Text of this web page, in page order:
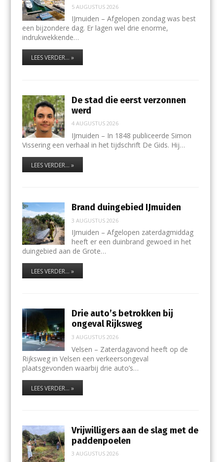
5 AUGUSTUS 2026
IJmuiden – Afgelopen zondag was best
een bijzondere dag. Er lagen wel drie enorme,
indrukwekkende…
LEES VERDER... »
De stad die eerst verzonnen
werd
4 AUGUSTUS 2026
IJmuiden – In 1848 publiceerde Simon
Vissering een verhaal in het tijdschrift De Gids. Hij…
LEES VERDER... »
Brand duingebied IJmuiden
3 AUGUSTUS 2026
IJmuiden – Afgelopen zaterdagmiddag
heeft er een duinbrand gewoed in het
duingebied aan de Grote…
LEES VERDER... »
Drie auto’s betrokken bij
ongeval Rijksweg
3 AUGUSTUS 2026
Velsen – Zaterdagavond heeft op de
Rijksweg in Velsen een verkeersongeval
plaatsgevonden waarbij drie auto’s…
LEES VERDER... »
Vrijwilligers aan de slag met de
paddenpoelen
3 AUGUSTUS 2026